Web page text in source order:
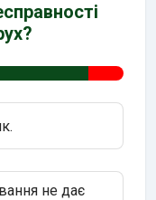
не дає